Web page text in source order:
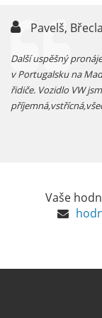
Pavelš,
Další uspěšný
v Portugalsku na
řidiče. Vozidlo VW
Vaše